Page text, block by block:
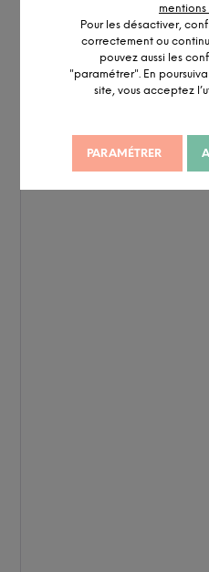
Pour les désactiver,
correctement ou
pouvez aussi les
"paramétrer". En
site, vous acceptez
PARAMÉTRER